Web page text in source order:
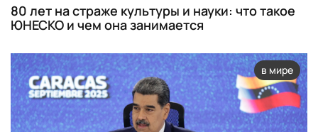
80 лет на страже культуры и науки: что такое
ЮНЕСКО и чем она занимается
в мире